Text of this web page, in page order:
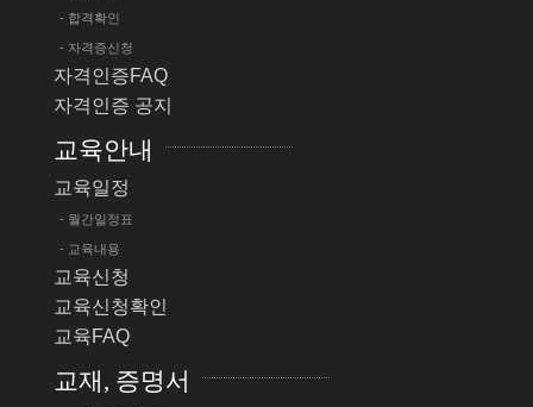
- 합격확인
- 자격증신청
자격인증FAQ
자격인증 공지
교육안내
교육일정
- 월간일정표
- 교육내용
교육신청
교육신청확인
교육FAQ
교재, 증명서